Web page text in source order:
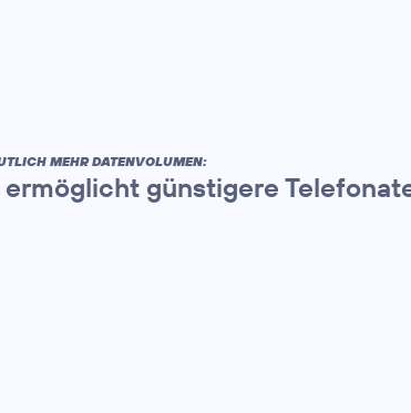
MEHR DATENVOLUMEN:
günstigere